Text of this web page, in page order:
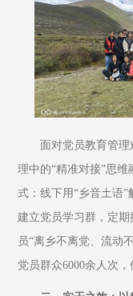
面对党员教育管
理中的“精准对接”思
式：线下用“乡音土语”
建立党员学习群，定
员“离乡不离党、流动
党员群众6000余人次